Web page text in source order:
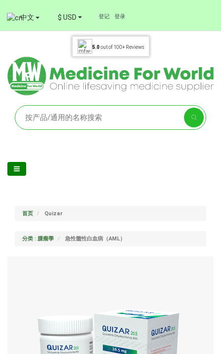
中文 $ USD 登记 登录
5.0out of 100+ Reviews
首页 Quizar
分类 : 腫瘤學 急性髓性白血病（AML）